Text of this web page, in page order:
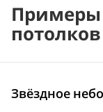
Примеры
Звёздное